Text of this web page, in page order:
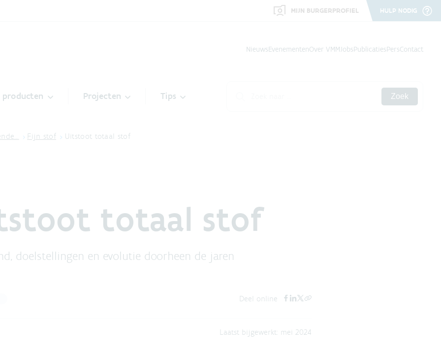
MIJN BURGERPROFIEL HULP NODIG
NieuwsEvenementenOver VMMJobsPublicatiesPersContact
producten Projecten Tips Zoek
Fijn stof Uitstoot totaal stof
totaal stof
doelstellingen en evolutie doorheen de jaren
Deel online
Laatst bijgewerkt: mei 2024